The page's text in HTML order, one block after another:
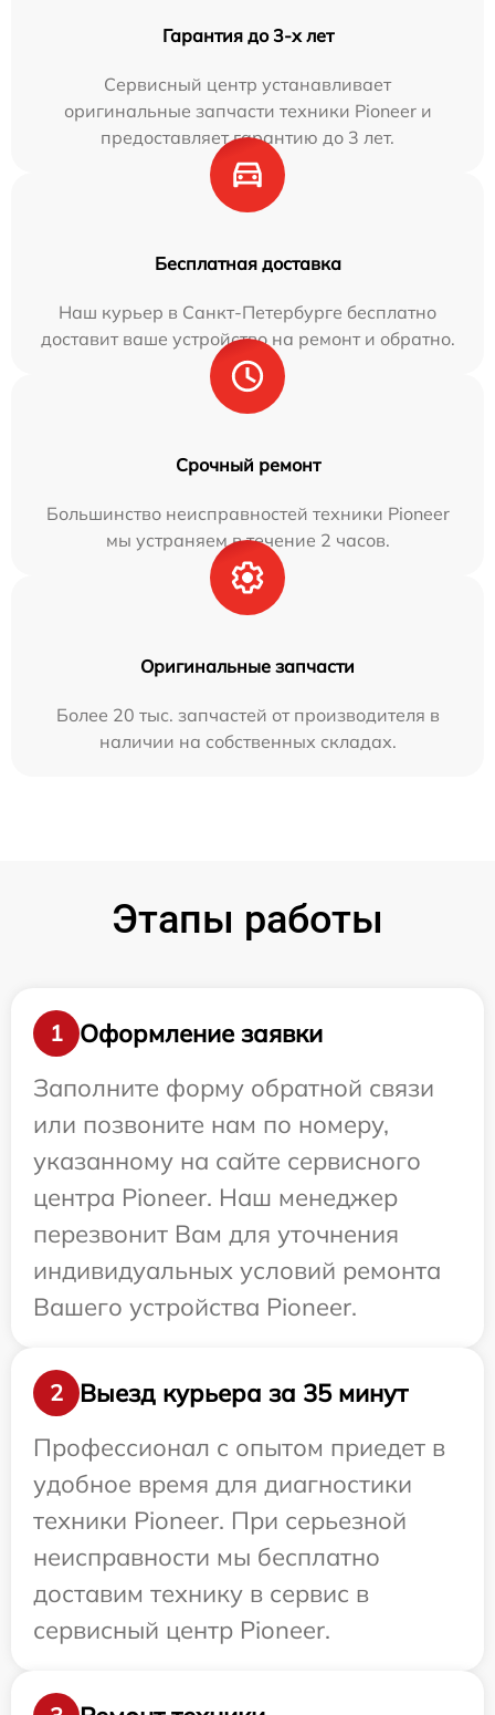
Гарантия до 3-х лет
Сервисный центр устанавливает
оригинальные запчасти техники Pioneer и
предоставляет гарантию до 3 лет.
Бесплатная доставка
Наш курьер в Санкт-Петербурге бесплатно
доставит ваше устройство на ремонт и обратно.
Срочный ремонт
Большинство неисправностей техники Pioneer
мы устраняем в течение 2 часов.
Оригинальные запчасти
Более 20 тыс. запчастей от производителя в
наличии на собственных складах.
Этапы работы
1
Оформление заявки
Заполните форму обратной связи
или позвоните нам по номеру,
указанному на сайте сервисного
центра Pioneer. Наш менеджер
перезвонит Вам для уточнения
индивидуальных условий ремонта
Вашего устройства Pioneer.
2
Выезд курьера за 35 минут
Профессионал с опытом приедет в
удобное время для диагностики
техники Pioneer. При серьезной
неисправности мы бесплатно
доставим технику в сервис в
сервисный центр Pioneer.